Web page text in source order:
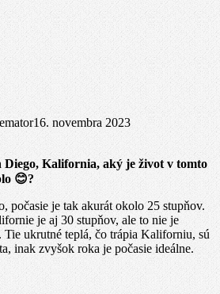
16. novembra 2023
Diego, Kalifornia, aký je život v tomto
😊?
počasie je tak akurát okolo 25 stupňov.
je aj 30 stupňov, ale to nie je
Tie ukrutné teplá, čo trápia Kaliforniu, sú
inak zvyšok roka je počasie ideálne.